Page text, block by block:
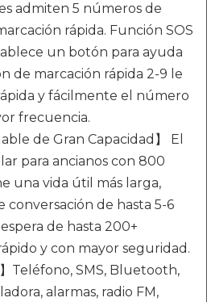
admiten 5 números de
rápida. Función SOS
un botón para ayuda
de marcación rápida 2-9 le
y fácilmente el número
frecuencia.
de Gran Capacidad】 El
para ancianos con 800
una vida útil más larga,
conversación de hasta 5-6
de hasta 200+
y con mayor seguridad.
】Teléfono, SMS, Bluetooth,
alarmas, radio FM,